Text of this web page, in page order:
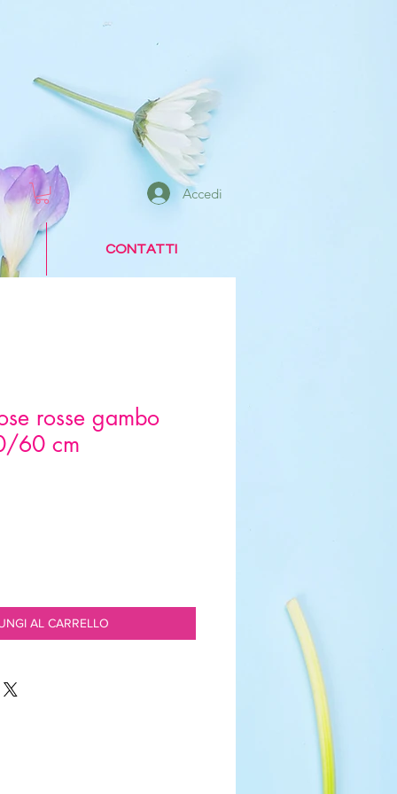
Accedi
rosse gambo
60 cm
AL CARRELLO
CONTATTI